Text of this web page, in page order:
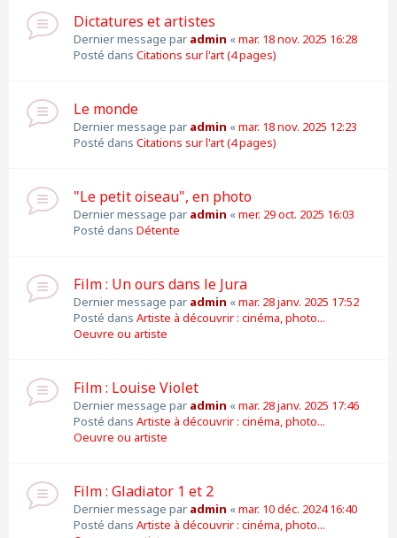
Dictatures et artistes
Dernier message par admin «mar. 18 nov. 2025 16:28
Posté dans Citations sur l'art (4 pages)
Le monde
Dernier message par admin «mar. 18 nov. 2025 12:23
Posté dans Citations sur l'art (4 pages)
"Le petit oiseau", en photo
Dernier message par admin «mer. 29 oct. 2025 16:03
Posté dans Détente
Film : Un ours dans le Jura
Dernier message par admin «mar. 28 janv. 2025 17:52
Posté dans Artiste à découvrir : cinéma, photo...
Oeuvre ou artiste
Film : Louise Violet
Dernier message par admin «mar. 28 janv. 2025 17:46
Posté dans Artiste à découvrir : cinéma, photo...
Oeuvre ou artiste
Film : Gladiator 1 et 2
Dernier message par admin «mar. 10 déc. 2024 16:40
Posté dans Artiste à découvrir : cinéma, photo...